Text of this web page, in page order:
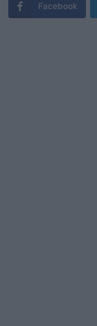
Facebook